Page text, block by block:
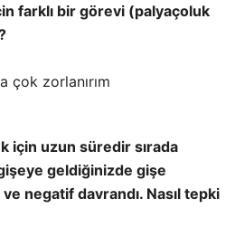
farklı bir görevi (palyaçoluk
çok zorlanırım
için uzun süredir sırada
geldiğinizde gişe
negatif davrandı. Nasıl tepki